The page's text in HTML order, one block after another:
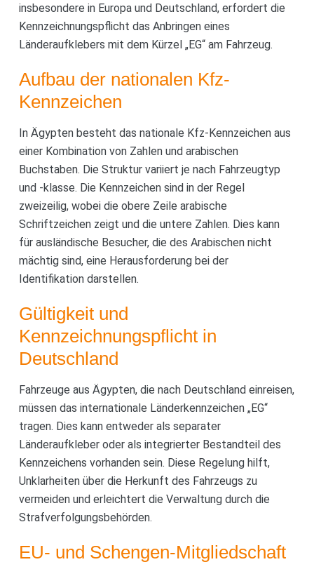
insbesondere in Europa und Deutschland, erfordert die
Kennzeichnungspflicht das Anbringen eines
Länderaufklebers mit dem Kürzel „EG“ am Fahrzeug.
Aufbau der nationalen Kfz-
Kennzeichen
In Ägypten besteht das nationale Kfz-Kennzeichen aus
einer Kombination von Zahlen und arabischen
Buchstaben. Die Struktur variiert je nach Fahrzeugtyp
und -klasse. Die Kennzeichen sind in der Regel
zweizeilig, wobei die obere Zeile arabische
Schriftzeichen zeigt und die untere Zahlen. Dies kann
für ausländische Besucher, die des Arabischen nicht
mächtig sind, eine Herausforderung bei der
Identifikation darstellen.
Gültigkeit und
Kennzeichnungspflicht in
Deutschland
Fahrzeuge aus Ägypten, die nach Deutschland einreisen,
müssen das internationale Länderkennzeichen „EG“
tragen. Dies kann entweder als separater
Länderaufkleber oder als integrierter Bestandteil des
Kennzeichens vorhanden sein. Diese Regelung hilft,
Unklarheiten über die Herkunft des Fahrzeugs zu
vermeiden und erleichtert die Verwaltung durch die
Strafverfolgungsbehörden.
EU- und Schengen-Mitgliedschaft